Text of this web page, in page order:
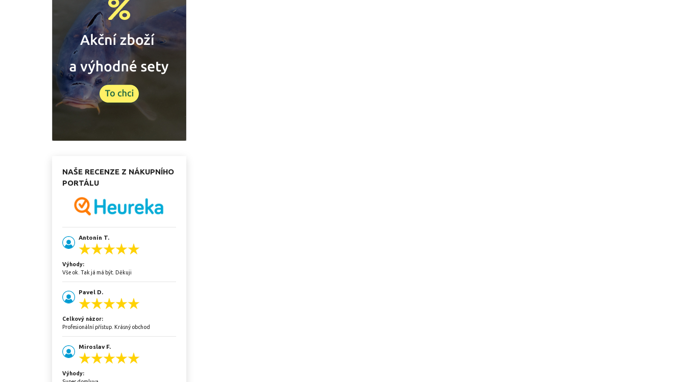
NAŠE RECENZE Z NÁKUPNÍHO
PORTÁLU
Antonín T.
Výhody:
Vše ok. Tak já má být. Děkuji
Pavel D.
Celkový názor:
Profesionální přístup. Krásný obchod
Miroslav F.
Výhody: